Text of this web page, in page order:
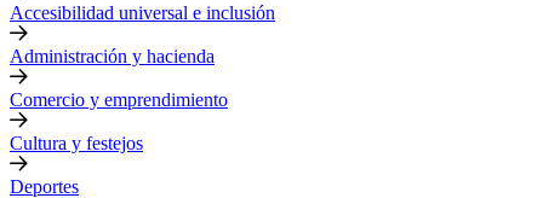
Accesibilidad universal e inclusión
Administración y hacienda
Comercio y emprendimiento
Cultura y festejos
Deportes